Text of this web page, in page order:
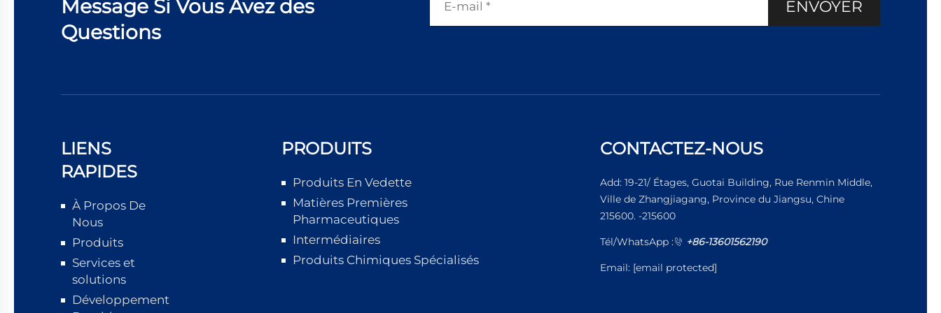
Message Si Vous Avez des
Questions
ENVOYER
LIENS
RAPIDES
À Propos De
Nous
Produits
Services et
solutions
Développement
PRODUITS
Produits En Vedette
Matières Premières
Pharmaceutiques
Intermédiaires
Produits Chimiques Spécialisés
CONTACTEZ-NOUS
Add: 19-21/ Étages, Guotai Building, Rue Renmin Middle,
Ville de Zhangjiagang, Province du Jiangsu, Chine
215600. -215600
Tél/WhatsApp : +86-13601562190
Email: [email protected]